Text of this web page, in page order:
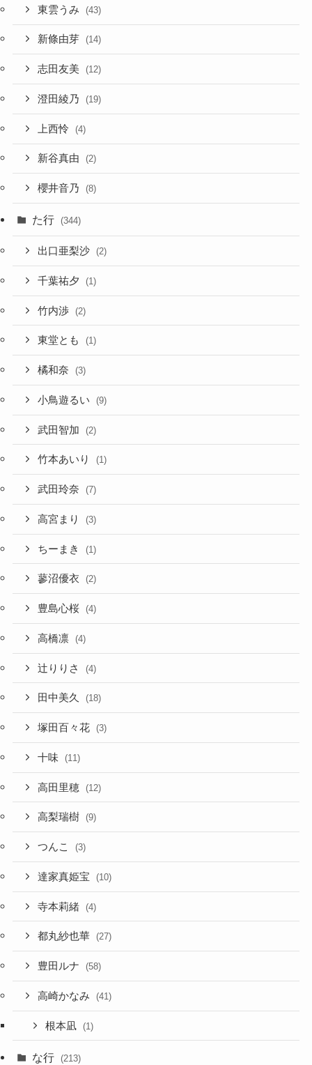
東雲うみ (43)
新條由芽 (14)
志田友美 (12)
澄田綾乃 (19)
上西怜 (4)
新谷真由 (2)
櫻井音乃 (8)
た行 (344)
出口亜梨沙 (2)
千葉祐夕 (1)
竹内渉 (2)
東堂とも (1)
橘和奈 (3)
小鳥遊るい (9)
武田智加 (2)
竹本あいり (1)
武田玲奈 (7)
高宮まり (3)
ちーまき (1)
蓼沼優衣 (2)
豊島心桜 (4)
高橋凛 (4)
辻りりさ (4)
田中美久 (18)
塚田百々花 (3)
十味 (11)
高田里穂 (12)
高梨瑞樹 (9)
つんこ (3)
達家真姫宝 (10)
寺本莉緒 (4)
都丸紗也華 (27)
豊田ルナ (58)
高崎かなみ (41)
根本凪 (1)
な行 (213)